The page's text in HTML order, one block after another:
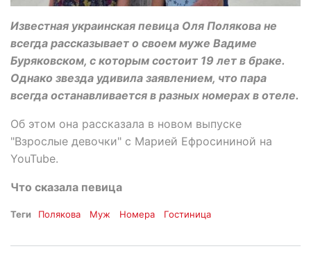
Известная украинская певица Оля Полякова не
всегда рассказывает о своем муже Вадиме
Буряковском, с которым состоит 19 лет в браке.
Однако звезда удивила заявлением, что пара
всегда останавливается в разных номерах в отеле.
Об этом она рассказала в новом выпуске
"Взрослые девочки" с Марией Ефросининой на
YouTube.
Что сказала певица
Теги Полякова Муж Номера Гостиница